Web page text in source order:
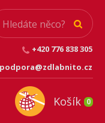
+420 776 838 305
podpora@zdlabnito.cz
Košík 0